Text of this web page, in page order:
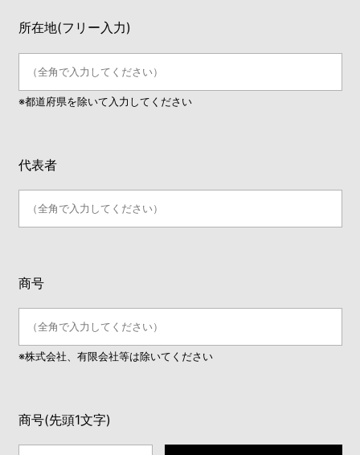
所在地(フリー入力)
※都道府県を除いて入力してください
代表者
商号
※株式会社、有限会社等は除いてください
商号(先頭1文字)